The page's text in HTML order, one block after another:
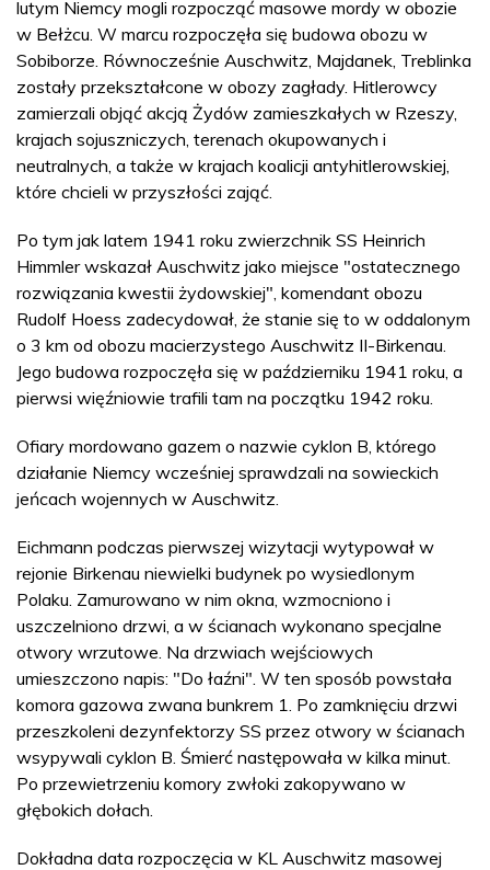
lutym Niemcy mogli rozpocząć masowe mordy w obozie
w Bełżcu. W marcu rozpoczęła się budowa obozu w
Sobiborze. Równocześnie Auschwitz, Majdanek, Treblinka
zostały przekształcone w obozy zagłady. Hitlerowcy
zamierzali objąć akcją Żydów zamieszkałych w Rzeszy,
krajach sojuszniczych, terenach okupowanych i
neutralnych, a także w krajach koalicji antyhitlerowskiej,
które chcieli w przyszłości zająć.
Po tym jak latem 1941 roku zwierzchnik SS Heinrich
Himmler wskazał Auschwitz jako miejsce "ostatecznego
rozwiązania kwestii żydowskiej", komendant obozu
Rudolf Hoess zadecydował, że stanie się to w oddalonym
o 3 km od obozu macierzystego Auschwitz II-Birkenau.
Jego budowa rozpoczęła się w październiku 1941 roku, a
pierwsi więźniowie trafili tam na początku 1942 roku.
Ofiary mordowano gazem o nazwie cyklon B, którego
działanie Niemcy wcześniej sprawdzali na sowieckich
jeńcach wojennych w Auschwitz.
Eichmann podczas pierwszej wizytacji wytypował w
rejonie Birkenau niewielki budynek po wysiedlonym
Polaku. Zamurowano w nim okna, wzmocniono i
uszczelniono drzwi, a w ścianach wykonano specjalne
otwory wrzutowe. Na drzwiach wejściowych
umieszczono napis: "Do łaźni". W ten sposób powstała
komora gazowa zwana bunkrem 1. Po zamknięciu drzwi
przeszkoleni dezynfektorzy SS przez otwory w ścianach
wsypywali cyklon B. Śmierć następowała w kilka minut.
Po przewietrzeniu komory zwłoki zakopywano w
głębokich dołach.
Dokładna data rozpoczęcia w KL Auschwitz masowej